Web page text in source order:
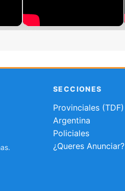
SECCIONES
Provinciales (TDF)
Argentina
Policiales
¿Queres Anunciar?